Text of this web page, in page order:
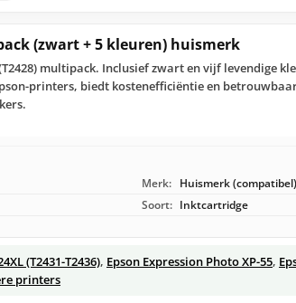
(zwart + 5 kleuren) huismerk
multipack. Inclusief zwart en vijf levendige
printers, biedt kostenefficiëntie en
Merk: Huismerk (compatibel)
Soort: Inktcartridge
(T2431-T2436), Epson Expression Photo XP-55,
printers